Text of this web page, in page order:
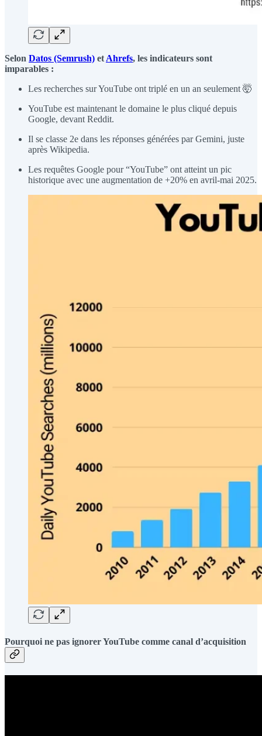
Selon Datos (Semrush) etAhrefs, les indicateurs sont
imparables :
Les recherches sur YouTube ont triplé en un an seulement 🤯
YouTube est maintenant le domaine le plus cliqué depuis
Google, devant Reddit.
Il se classe 2e dans les réponses générées par Gemini, juste
après Wikipedia.
Les requêtes Google pour “YouTube” ont atteint un pic
historique avec une augmentation de +20% en avril-mai 2025.
Pourquoi ne pas ignorer YouTube comme canal d’acquisition